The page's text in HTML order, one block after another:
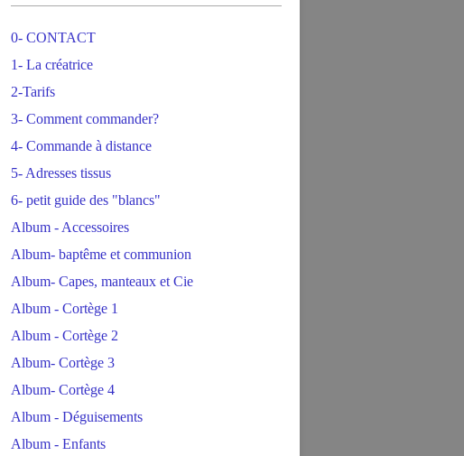
0- CONTACT
1- La créatrice
2-Tarifs
3- Comment commander?
4- Commande à distance
5- Adresses tissus
6- petit guide des "blancs"
Album - Accessoires
Album- baptême et communion
Album- Capes, manteaux et Cie
Album - Cortège 1
Album - Cortège 2
Album- Cortège 3
Album- Cortège 4
Album - Déguisements
Album - Enfants